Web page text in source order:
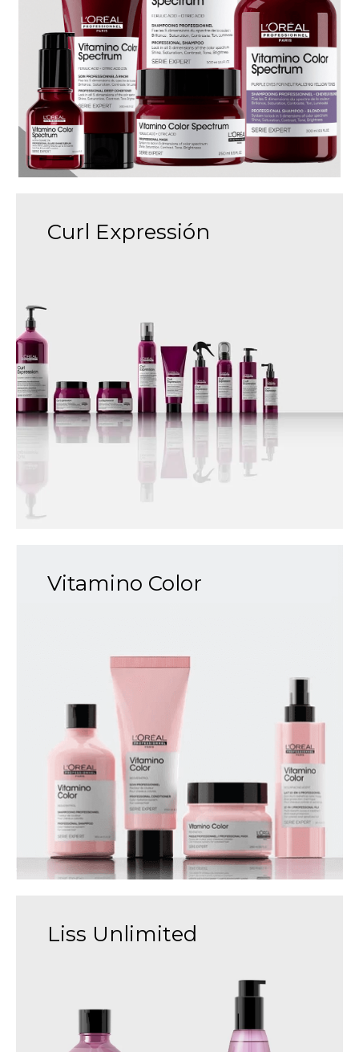
Curl Expressión
Vitamino Color
Liss Unlimited